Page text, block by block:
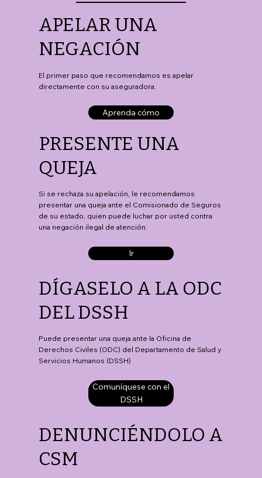
APELAR UNA
NEGACIÓN
El primer paso que recomendamos es apelar
directamente con su aseguradora.
Aprenda cómo
PRESENTE UNA
QUEJA
Si se rechaza su apelación, le recomendamos
presentar una queja ante el Comisionado de Seguros
de su estado, quien puede luchar por usted contra
una negación ilegal de atención.
Ir
DÍGASELO A LA ODC
DEL DSSH
Puede presentar una queja ante la Oficina de
Derechos Civiles (ODC) del Departamento de Salud y
Servicios Humanos (DSSH)
Comuníquese con el
DSSH
DENUNCIÉNDOLO A
CSM